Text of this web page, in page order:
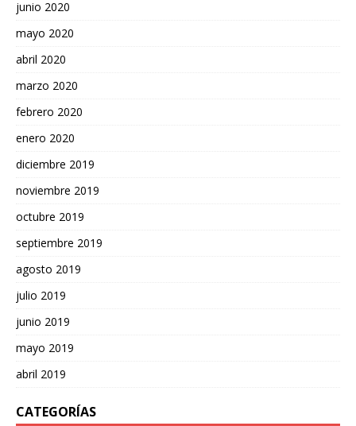
junio 2020
mayo 2020
abril 2020
marzo 2020
febrero 2020
enero 2020
diciembre 2019
noviembre 2019
octubre 2019
septiembre 2019
agosto 2019
julio 2019
junio 2019
mayo 2019
abril 2019
CATEGORÍAS